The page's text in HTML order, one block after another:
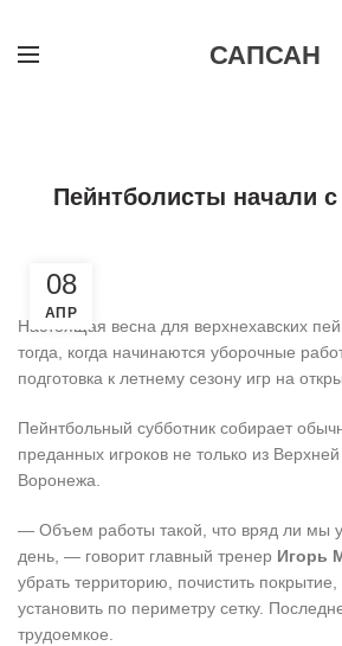
САПСАН
Пейнтболисты начали с
08
АПР
Настоящая весна для верхнехавских
тогда, когда начинаются уборочные
подготовка к летнему сезону игр на
Пейнтбольный субботник собирает
преданных игроков не только из
Воронежа.
— Объем работы такой, что вряд ли мы
день, — говорит главный тренер Игорь
убрать территорию, почистить
установить по периметру сетку.
трудоемкое.